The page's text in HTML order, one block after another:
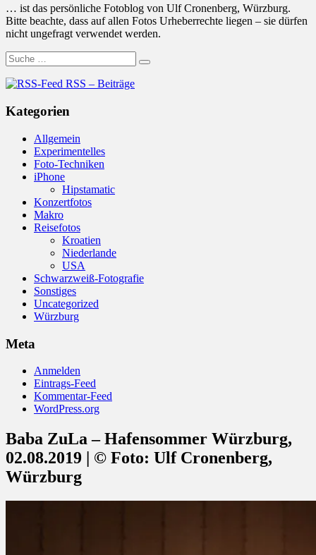
… ist das persönliche Fotoblog von Ulf Cronenberg, Würzburg.
Bitte beachte, dass auf allen Fotos Urheberrechte liegen – sie dürfen
nicht ungefragt verwendet werden.
Suche
nach:
Suchen
RSS – Beiträge
Kategorien
Allgemein
Experimentelles
Foto-Techniken
iPhone
Hipstamatic
Konzertfotos
Makro
Reisefotos
Kroatien
Niederlande
USA
Schwarzweiß-Fotografie
Sonstiges
Uncategorized
Würzburg
Meta
Anmelden
Eintrags-Feed
Kommentar-Feed
WordPress.org
Baba ZuLa – Hafensommer Würzburg,
02.08.2019 | © Foto: Ulf Cronenberg,
Würzburg